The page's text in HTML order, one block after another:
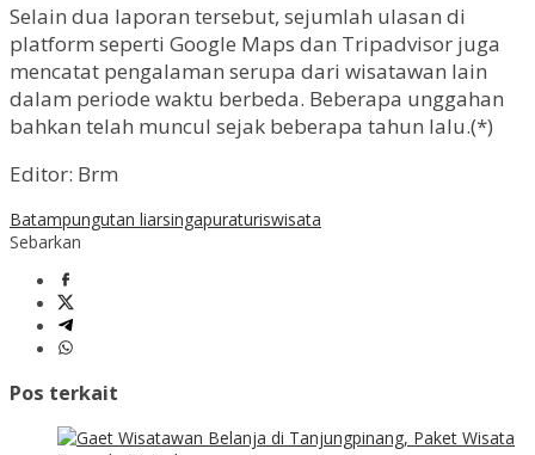
Selain dua laporan tersebut, sejumlah ulasan di
platform seperti Google Maps dan Tripadvisor juga
mencatat pengalaman serupa dari wisatawan lain
dalam periode waktu berbeda. Beberapa unggahan
bahkan telah muncul sejak beberapa tahun lalu.(*)
Editor: Brm
Batampungutan liarsingapuraturiswisata
Sebarkan
Pos terkait